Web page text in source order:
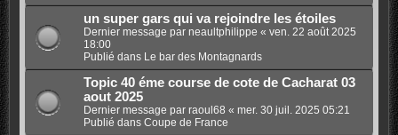
un super gars qui va rejoindre les étoiles
Dernier message par neaultphilippe « ven. 22 août 2025
18:00
Publié dans Le bar des Montagnards
Topic 40 éme course de cote de Cacharat 03
aout 2025
Dernier message par raoul68 « mer. 30 juil. 2025 05:21
Publié dans Coupe de France